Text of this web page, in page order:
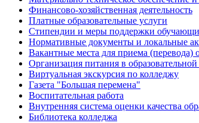
Финансово-хозяйственная деятельность
Платные образовательные услуги
Стипендии и меры поддержки
Нормативные документы и локальные
Вакантные места для приема (перевода)
Организация питания в
Виртуальная экскурсия по колледжу
Газета "Большая перемена"
Воспитательная работа
Внутренняя система оценки качества
Библиотека колледжа